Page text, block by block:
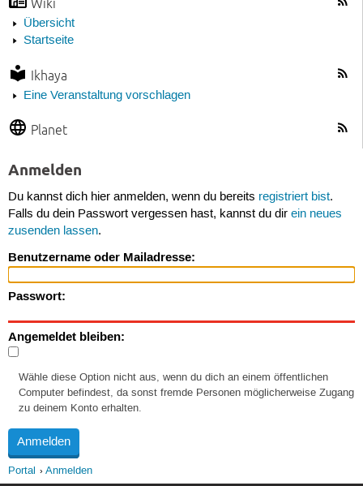
Übersicht
Startseite
Ikhaya
Eine Veranstaltung vorschlagen
Planet
Anmelden
Du kannst dich hier anmelden, wenn du bereits registriert bist.
Falls du dein Passwort vergessen hast, kannst du dir ein neues
zusenden lassen.
Benutzername oder Mailadresse:
Passwort:
Angemeldet bleiben:
Wähle diese Option nicht aus, wenn du dich an einem öffentlichen
Computer befindest, da sonst fremde Personen möglicherweise Zugang
zu deinem Konto erhalten.
Portal Anmelden